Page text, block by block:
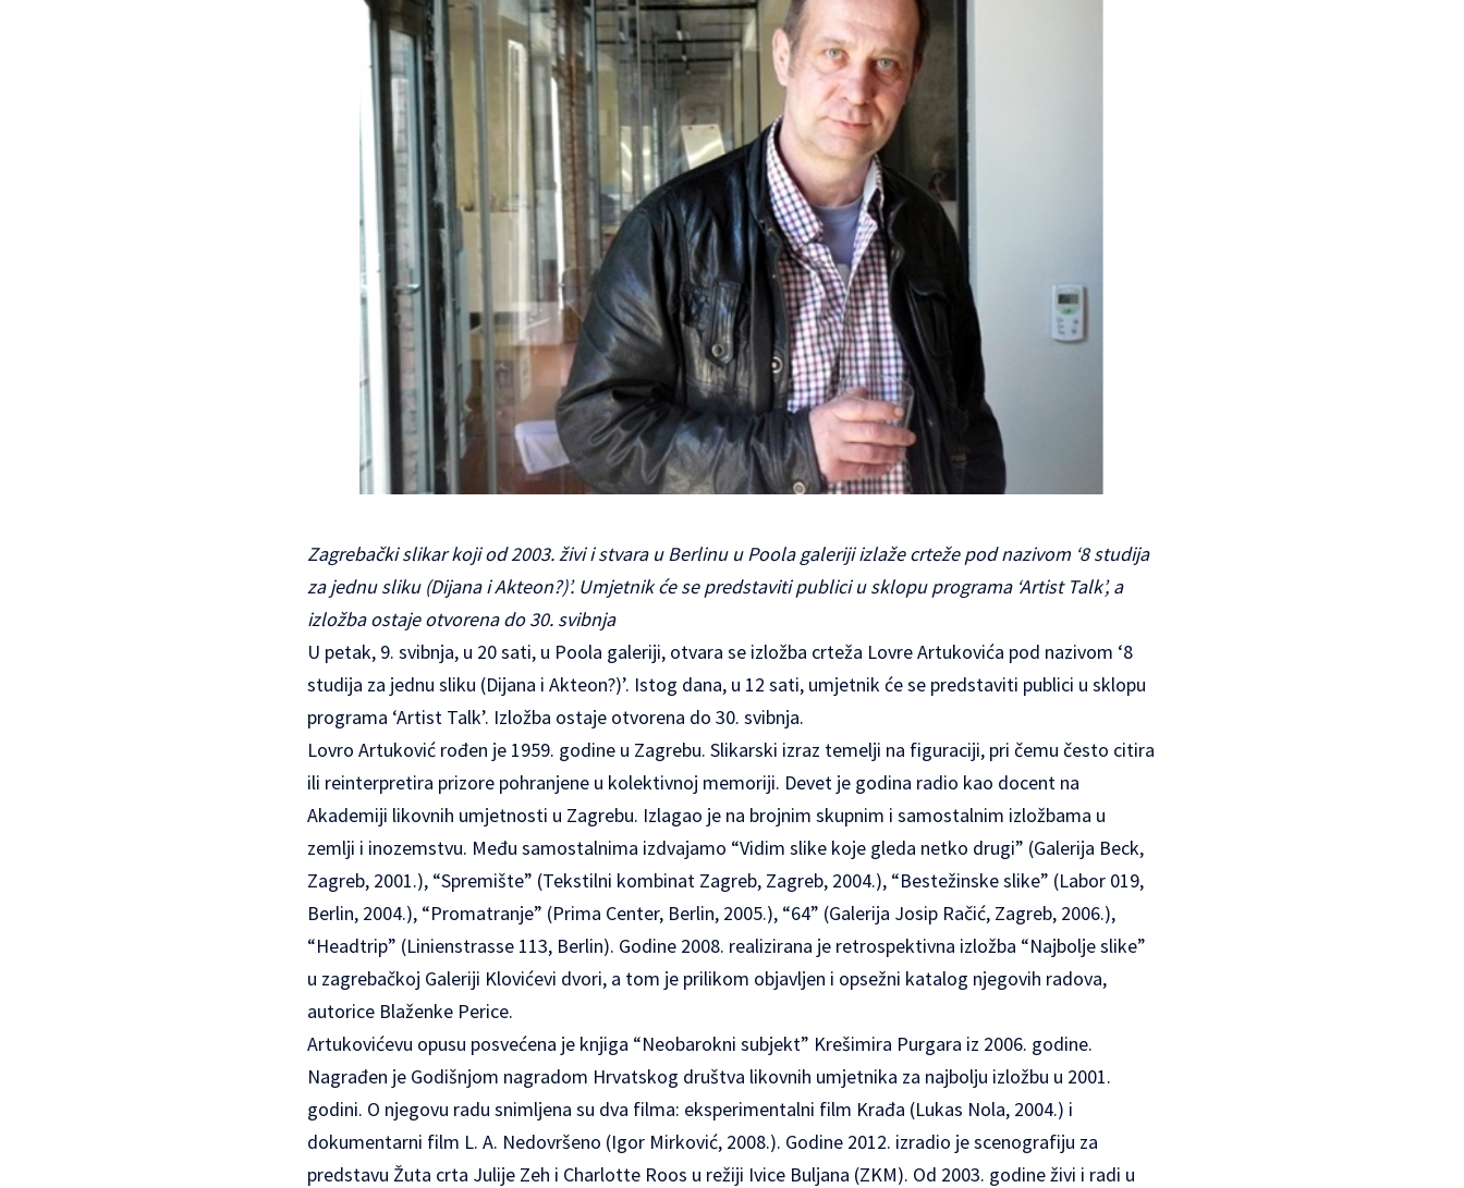
Zagrebački slikar koji od 2003. živi i stvara u Berlinu u Poola galeriji izlaže crteže pod nazivom ‘8 studija
za jednu sliku (Dijana i Akteon?)’. Umjetnik će se predstaviti publici u sklopu programa ‘Artist Talk’, a
izložba ostaje otvorena do 30. svibnja
U petak, 9. svibnja, u 20 sati, u Poola galeriji, otvara se izložba crteža Lovre Artukovića pod nazivom ‘8
studija za jednu sliku (Dijana i Akteon?)’. Istog dana, u 12 sati, umjetnik će se predstaviti publici u sklopu
programa ‘Artist Talk’. Izložba ostaje otvorena do 30. svibnja.
Lovro Artuković rođen je 1959. godine u Zagrebu. Slikarski izraz temelji na figuraciji, pri čemu često citira
ili reinterpretira prizore pohranjene u kolektivnoj memoriji. Devet je godina radio kao docent na
Akademiji likovnih umjetnosti u Zagrebu. Izlagao je na brojnim skupnim i samostalnim izložbama u
zemlji i inozemstvu. Među samostalnima izdvajamo “Vidim slike koje gleda netko drugi” (Galerija Beck,
Zagreb, 2001.), “Spremište” (Tekstilni kombinat Zagreb, Zagreb, 2004.), “Bestežinske slike” (Labor 019,
Berlin, 2004.), “Promatranje” (Prima Center, Berlin, 2005.), “64” (Galerija Josip Račić, Zagreb, 2006.),
“Headtrip” (Linienstrasse 113, Berlin). Godine 2008. realizirana je retrospektivna izložba “Najbolje slike”
u zagrebačkoj Galeriji Klovićevi dvori, a tom je prilikom objavljen i opsežni katalog njegovih radova,
autorice Blaženke Perice.
Artukovićevu opusu posvećena je knjiga “Neobarokni subjekt” Krešimira Purgara iz 2006. godine.
Nagrađen je Godišnjom nagradom Hrvatskog društva likovnih umjetnika za najbolju izložbu u 2001.
godini. O njegovu radu snimljena su dva filma: eksperimentalni film Krađa (Lukas Nola, 2004.) i
dokumentarni film L. A. Nedovršeno (Igor Mirković, 2008.). Godine 2012. izradio je scenografiju za
predstavu Žuta crta Julije Zeh i Charlotte Roos u režiji Ivice Buljana (ZKM). Od 2003. godine živi i radi u